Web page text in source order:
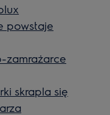
powstaje
zamrażarce
skrapla się